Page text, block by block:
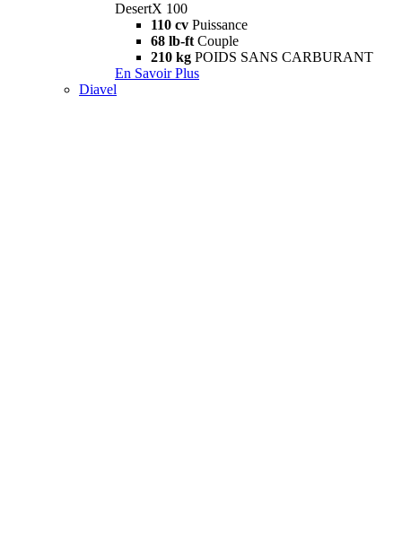
DesertX 100
110 cv Puissance
68 lb-ft Couple
210 kg POIDS SANS CARBURANT
En Savoir Plus
Diavel